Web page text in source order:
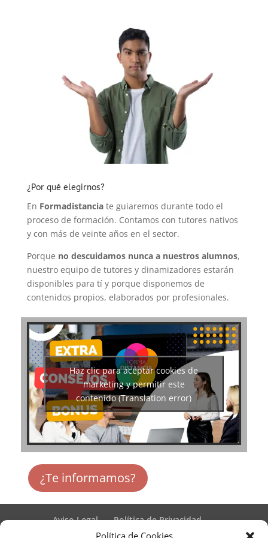
Política de Cookies
¿Por qué elegirnos?
En Formadistanciate guiaremos durante todo el
proceso de formación. Contamos con tutores nativos
y con más de veinte años en el sector.
Porque no descuidamos nunca a nuestros alumnos,
nuestro equipo de tutores y dinamizadores estarán
disponibles para tí y porque disponemos de
contenidos propios, elaborados por profesionales.
Haz clic para aceptar cookies de
marketing y permitir este
contenido (Translation error)
¿Te informamos?
Aviso Legal
Política de Privacidad
Términos y condiciones – Contrato de matrícula